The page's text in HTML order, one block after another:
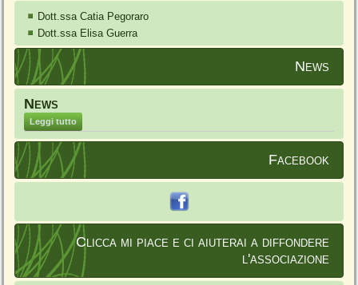
Dott.ssa Catia Pegoraro
Dott.ssa Elisa Guerra
News
News
Leggi tutto
Facebook
Clicca mi piace e ci aiuterai a diffondere
l'associazione